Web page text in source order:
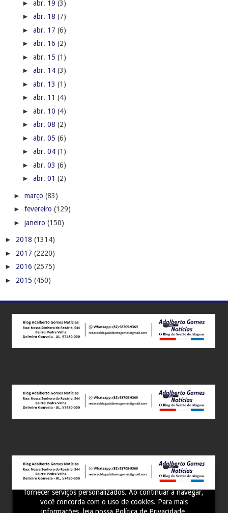
Este site utiliza cookies para melhorar sua experiência e
fornecer serviços personalizados. Ao continuar a navegar,
você concorda com o uso de cookies. Para mais
► abr. 19 (3)
► abr. 18 (7)
► abr. 17 (6)
► abr. 16 (2)
► abr. 15 (1)
► abr. 14 (3)
► abr. 13 (1)
► abr. 11 (4)
► abr. 10 (4)
► abr. 08 (2)
► abr. 05 (6)
► abr. 04 (1)
► abr. 03 (6)
► abr. 01 (2)
► março (83)
► fevereiro (129)
► janeiro (150)
► 2018 (1314)
► 2017 (2220)
► 2016 (2575)
► 2015 (450)